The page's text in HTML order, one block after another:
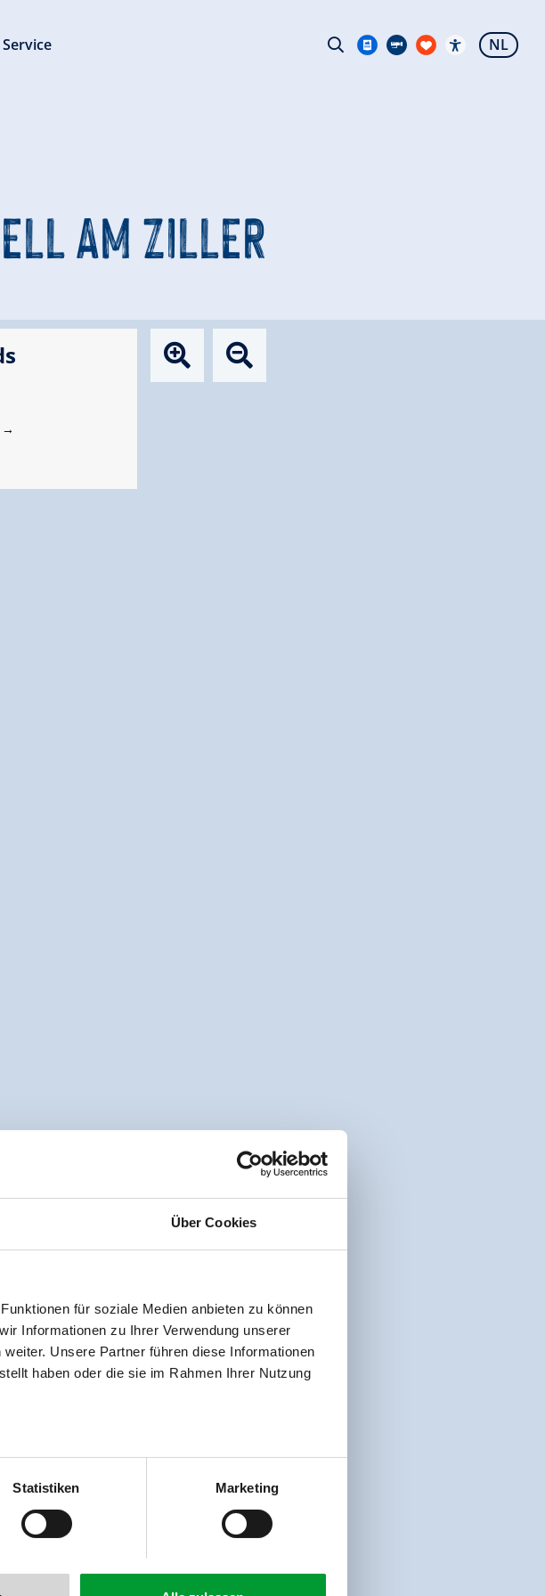
Über Cookies
für soziale Medien anbieten zu können
Informationen zu Ihrer Verwendung unserer
Unsere Partner führen diese Informationen
haben oder die sie im Rahmen Ihrer Nutzung
Statistiken Marketing
AM ZILLER
NL